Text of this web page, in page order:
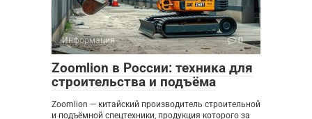
Информация 0
Zoomlion в России: техника для
строительства и подъёма
Zoomlion — китайский производитель строительной
и подъёмной спецтехники, продукция которого за